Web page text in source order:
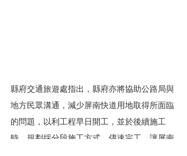
縣府交通旅遊處指出，縣府亦將協助公路局與
地方民眾溝通，減少屏南快道用地取得所面臨
的問題，以利工程早日開工，並於後續施工
時，規劃採分段施工方式，儘速完工，讓屏南